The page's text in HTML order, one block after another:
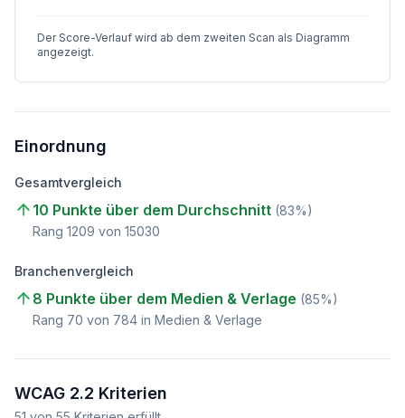
Der Score-Verlauf wird ab dem zweiten Scan als Diagramm
angezeigt.
Einordnung
Gesamtvergleich
10 Punkte über dem Durchschnitt (83%)
Rang 1209 von 15030
Branchenvergleich
8 Punkte über dem Medien & Verlage (85%)
Rang 70 von 784 in Medien & Verlage
WCAG 2.2 Kriterien